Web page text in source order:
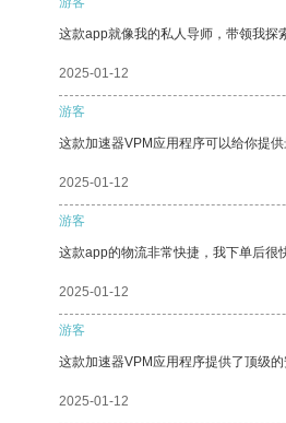
这款app就像我的私人导师，带领我探
2025-01-12
游客
这款加速器VPM应用程序可以给你提
2025-01-12
游客
这款app的物流非常快捷，我下单后很
2025-01-12
游客
这款加速器VPM应用程序提供了顶级的
2025-01-12